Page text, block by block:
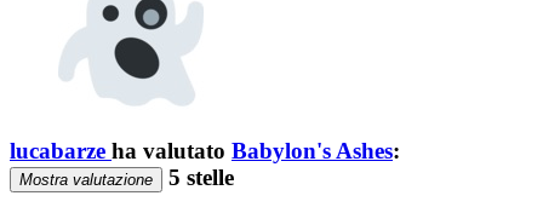
lucabarze ha valutato Babylon's Ashes:
Mostra valutazione 5 stelle